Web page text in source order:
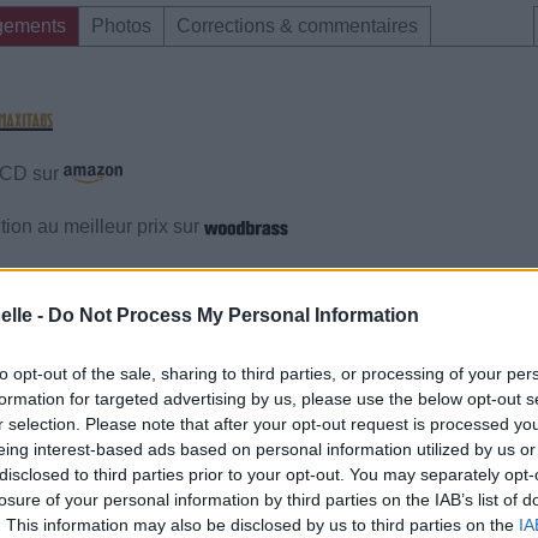
- Do Not Process My Personal Information
opt-out of the sale, sharing to third parties, or processing of your
for targeted advertising by us, please use the below opt-out
selection. Please note that after your opt-out request is processed
interest-based ads based on personal information utilized by us
to third parties prior to your opt-out. You may separately
of your personal information by third parties on the IAB’s list of
This information may also be disclosed by us to third parties on the
Photos Corrections & commentaires
sur
au meilleur prix sur
Photos Corrections & commentaires
Photos Corrections & commentaires
cette traduction Corriger une erreur